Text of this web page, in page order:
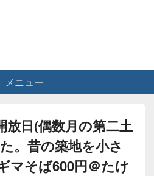
メニュー
放日(偶数月の第二土
。昔の築地を小さ
マそば600円＠たけ